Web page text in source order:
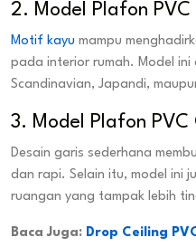
2. Model Plafon
Motif kayu mampu
pada interior rumah. Model ini
Scandinavian, Japandi,
3. Model Plafon PVC
Desain garis sederhana
dan rapi. Selain itu, model ini
ruangan yang tampak lebih
Baca Juga: Drop Ceiling